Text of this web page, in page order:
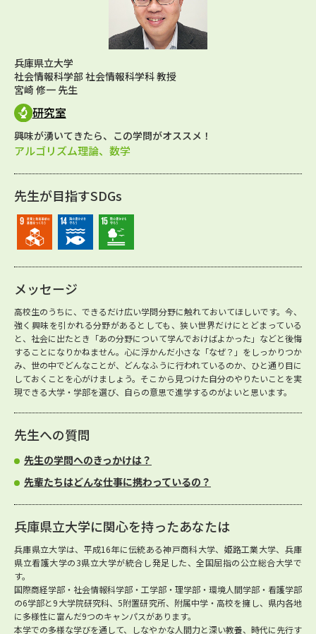
兵庫県立大学
社会情報科学部 社会情報科学科 教授
宮崎 修一 先生
研究室
興味が湧いてきたら、この学問がオススメ！
アルゴリズム理論、数学
先生が目指すSDGs
メッセージ
高校生のうちに、できるだけ広い学問分野に触れておいてほしいです。今、
強く興味を引かれる分野があるとしても、狭い世界だけにとどまっている
と、社会に出たとき「あの分野について学んでおけばよかった」などと後悔
することになりかねません。心に浮かんだ小さな「なぜ？」をしっかりつか
み、世の中でどんなことが、どんなふうに行われているのか、ひと通り目に
しておくことを心がけましょう。そこから見つけた自分のやりたいことを実
現できる大学・学部を選び、自らの意思で進学するのがよいと思います。
先生への質問
先生の学問へのきっかけは？
先輩たちはどんな仕事に携わっているの？
兵庫県立大学に関心を持ったあなたは
兵庫県立大学は、平成16年に伝統ある神戸商科大学、姫路工業大学、兵庫
県立看護大学の3県立大学が統合し発足した、全国屈指の公立総合大学で
す。
国際商経学部・社会情報科学部・工学部・理学部・環境人間学部・看護学部
の6学部と9大学院研究科、5附置研究所、附属中学・高校を擁し、県内各地
に多様性に富んだ9つのキャンパスがあります。
本学での多様な学びを通して、しなやかな人間力と深い教養、時代に先行す